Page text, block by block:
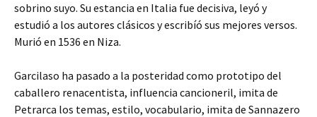
sobrino suyo. Su estancia en Italia fue decisiva, leyó y
estudió a los autores clásicos y escribíó sus mejores versos.
Murió en 1536 en Niza.
Garcilaso ha pasado a la posteridad como prototipo del
caballero renacentista, influencia cancioneril, imita de
Petrarca los temas, estilo, vocabulario, imita de Sannazero